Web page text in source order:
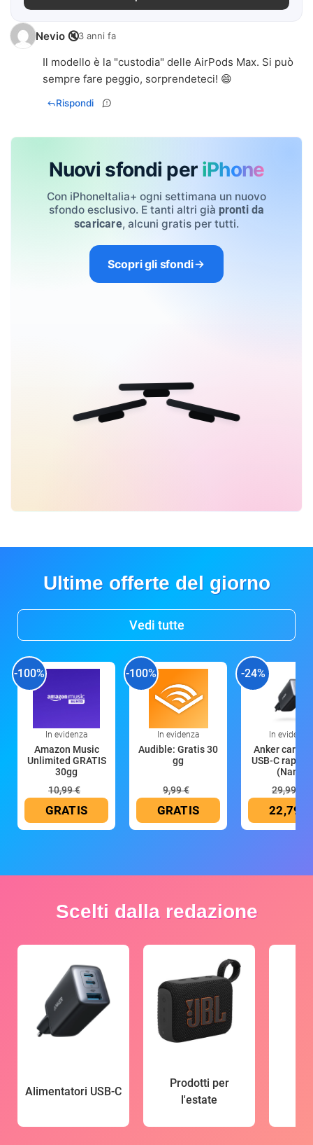
Nevio 🔇3 anni fa
Il modello è la "custodia" delle AirPods Max. Si può
sempre fare peggio, sorprendeteci! 😄
Rispondi
Nuovi sfondi per iPhone
Con iPhoneItalia+ ogni settimana un nuovo
sfondo esclusivo. E tanti altri già pronti da
scaricare, alcuni gratis per tutti.
Scopri gli sfondi
Ultime offerte del giorno
Vedi tutte
-100%
In evidenza
Amazon Music
Unlimited GRATIS
30gg
10,99 €
GRATIS
-100%
In evidenza
Audible: Gratis 30
gg
9,99 €
GRATIS
-24%
In evidenza
Anker
USB-C rapido
(Nano
29,99 €
22,79 €
Scelti dalla redazione
Alimentatori USB-C
Prodotti per
l'estate